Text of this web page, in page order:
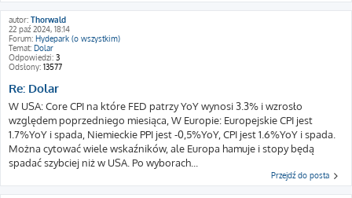
autor: Thorwald
22 paź 2024, 18:14
Forum: Hydepark (o wszystkim)
Temat: Dolar
Odpowiedzi: 3
Odsłony: 13577
Re: Dolar
W USA: Core CPI na które FED patrzy YoY wynosi 3.3% i wzrosło
względem poprzedniego miesiąca, W Europie: Europejskie CPI jest
1.7%YoY i spada, Niemieckie PPI jest -0,5%YoY, CPI jest 1.6%YoY i spada.
Można cytować wiele wskaźników, ale Europa hamuje i stopy będą
spadać szybciej niż w USA. Po wyborach...
Przejdź do posta